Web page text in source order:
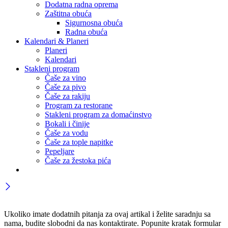
Dodatna radna oprema
Zaštitna obuća
Sigurnosna obuća
Radna obuća
Kalendari & Planeri
Planeri
Kalendari
Stakleni program
Čaše za vino
Čaše za pivo
Čaše za rakiju
Program za restorane
Stakleni program za domaćinstvo
Bokali i činije
Čaše za vodu
Čaše za tople napitke
Pepeljare
Čaše za žestoka pića
Ukoliko imate dodatnih pitanja za ovaj artikal i želite saradnju sa
nama, budite slobodni da nas kontaktirate. Popunite kratak formular